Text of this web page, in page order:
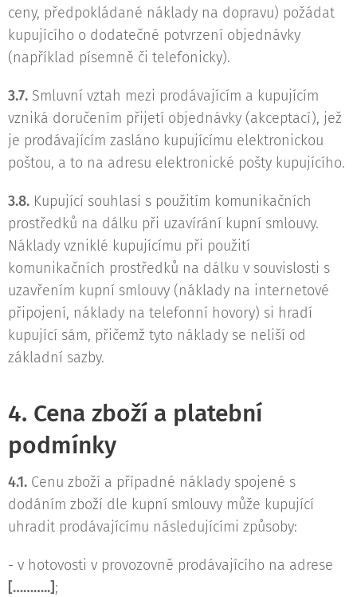
ceny, předpokládané náklady na dopravu) požádat
kupujícího o dodatečné potvrzení objednávky
(například písemně či telefonicky).
3.7. Smluvní vztah mezi prodávajícím a kupujícím
vzniká doručením přijetí objednávky (akceptací), jež
je prodávajícím zasláno kupujícímu elektronickou
poštou, a to na adresu elektronické pošty kupujícího.
3.8. Kupující souhlasí s použitím komunikačních
prostředků na dálku při uzavírání kupní smlouvy.
Náklady vzniklé kupujícímu při použití
komunikačních prostředků na dálku v souvislosti s
uzavřením kupní smlouvy (náklady na internetové
připojení, náklady na telefonní hovory) si hradí
kupující sám, přičemž tyto náklady se neliší od
základní sazby.
4. Cena zboží a platební
podmínky
4.1. Cenu zboží a případné náklady spojené s
dodáním zboží dle kupní smlouvy může kupující
uhradit prodávajícímu následujícími způsoby:
- v hotovosti v provozovně prodávajícího na adrese
[………..];